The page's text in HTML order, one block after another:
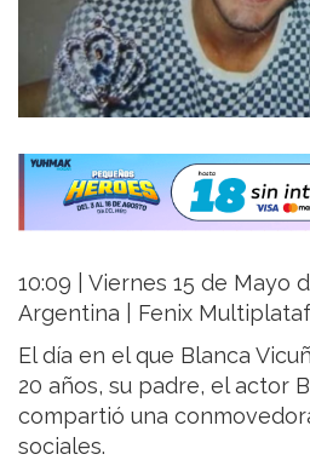
10:09 | Viernes 15 de Mayo
Argentina | Fenix
El día en el que Blanca
20 años, su padre, el actor
compartió una
sociales.